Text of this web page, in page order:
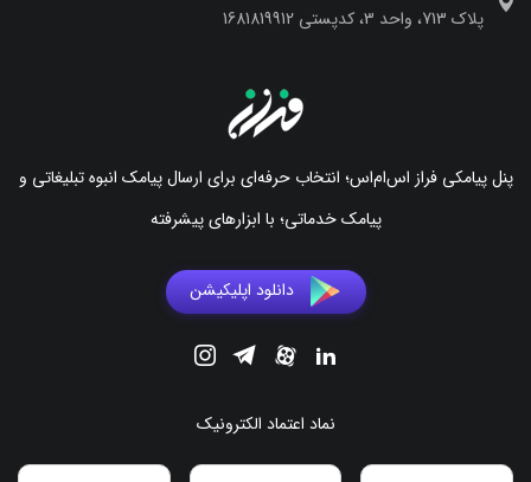
پلاک 713، واحد 3، کدپستی 1681819912
پنل پیامکی فراز اس‌ام‌اس؛ انتخاب حرفه‌ای برای ارسال پیامک انبوه تبلیغاتی و
پیامک خدماتی؛ با ابزارهای پیشرفته
دانلود اپلیکیشن
نماد اعتماد الکترونیک